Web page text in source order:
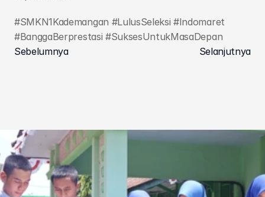
#SMKN1Kademangan #LulusSeleksi #Indomaret
#BanggaBerprestasi #SuksesUntukMasaDepan
Sebelumnya
Selanjutnya